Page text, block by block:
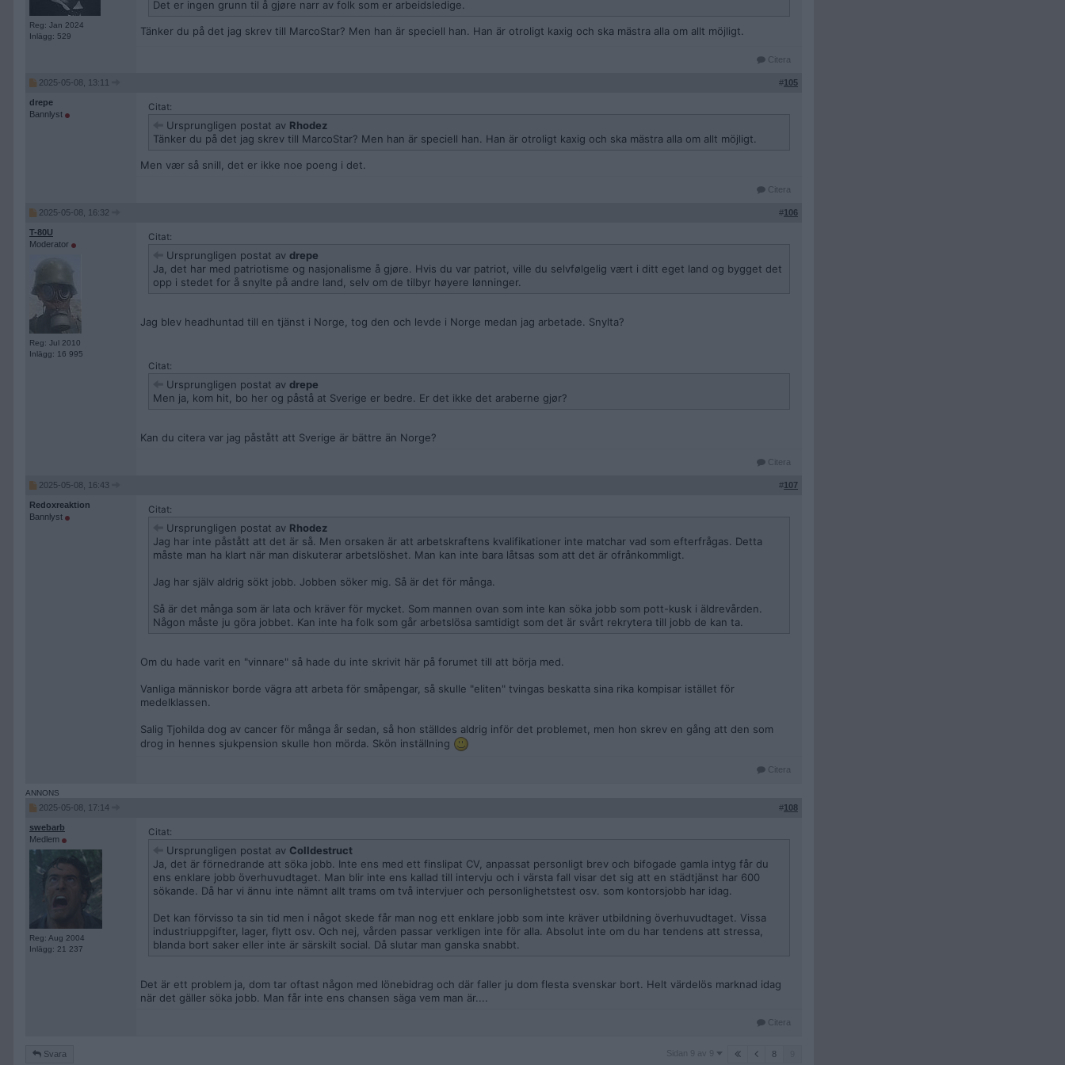
Reg: Jan 2024
Inlägg: 529
Det er ingen grunn til å gjøre narr av folk som er arbeidsledige.
Tänker du på det jag skrev till MarcoStar? Men han är speciell han. Han är otroligt kaxig och ska mästra alla om allt möjligt.
Citera
2025-05-08, 13:11 #105
drepe
Bannlyst
Citat:
Ursprungligen postat av Rhodez
Tänker du på det jag skrev till MarcoStar? Men han är speciell han. Han är otroligt kaxig och ska mästra alla om allt möjligt.
Men vær så snill, det er ikke noe poeng i det.
Citera
2025-05-08, 16:32 #106
T-80U
Moderator
Reg: Jul 2010
Inlägg: 16 995
Citat:
Ursprungligen postat av drepe
Ja, det har med patriotisme og nasjonalisme å gjøre. Hvis du var patriot, ville du selvfølgelig vært i ditt eget land og bygget det
opp i stedet for å snylte på andre land, selv om de tilbyr høyere lønninger.
Jag blev headhuntad till en tjänst i Norge, tog den och levde i Norge medan jag arbetade. Snylta?
Citat:
Ursprungligen postat av drepe
Men ja, kom hit, bo her og påstå at Sverige er bedre. Er det ikke det araberne gjør?
Kan du citera var jag påstått att Sverige är bättre än Norge?
Citera
2025-05-08, 16:43 #107
Redoxreaktion
Bannlyst
Citat:
Ursprungligen postat av Rhodez
Jag har inte påstått att det är så. Men orsaken är att arbetskraftens kvalifikationer inte matchar vad som efterfrågas. Detta
måste man ha klart när man diskuterar arbetslöshet. Man kan inte bara låtsas som att det är ofrånkommligt.
Jag har själv aldrig sökt jobb. Jobben söker mig. Så är det för många.
Så är det många som är lata och kräver för mycket. Som mannen ovan som inte kan söka jobb som pott-kusk i äldrevården.
Någon måste ju göra jobbet. Kan inte ha folk som går arbetslösa samtidigt som det är svårt rekrytera till jobb de kan ta.
Om du hade varit en "vinnare" så hade du inte skrivit här på forumet till att börja med.
Vanliga människor borde vägra att arbeta för småpengar, så skulle "eliten" tvingas beskatta sina rika kompisar istället för
medelklassen.
Salig Tjohilda dog av cancer för många år sedan, så hon ställdes aldrig inför det problemet, men hon skrev en gång att den som
drog in hennes sjukpension skulle hon mörda. Skön inställning
Citera
2025-05-08, 17:14 #108
swebarb
Medlem
Reg: Aug 2004
Inlägg: 21 237
Citat:
Ursprungligen postat av Colldestruct
Ja, det är förnedrande att söka jobb. Inte ens med ett finslipat CV, anpassat personligt brev och bifogade gamla intyg får du
ens enklare jobb överhuvudtaget. Man blir inte ens kallad till intervju och i värsta fall visar det sig att en städtjänst har 600
sökande. Då har vi ännu inte nämnt allt trams om två intervjuer och personlighetstest osv. som kontorsjobb har idag.
Det kan förvisso ta sin tid men i något skede får man nog ett enklare jobb som inte kräver utbildning överhuvudtaget. Vissa
industriuppgifter, lager, flytt osv. Och nej, vården passar verkligen inte för alla. Absolut inte om du har tendens att stressa,
blanda bort saker eller inte är särskilt social. Då slutar man ganska snabbt.
Det är ett problem ja, dom tar oftast någon med lönebidrag och där faller ju dom flesta svenskar bort. Helt värdelös marknad idag
när det gäller söka jobb. Man får inte ens chansen säga vem man är....
Citera
Svara
Sidan
Sidan 9 av 9 8